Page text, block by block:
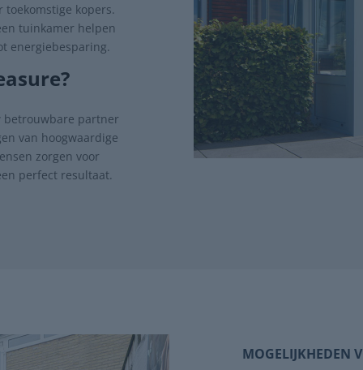
kopers.
tuinkamer helpen
energiebesparing.
betrouwbare partner
van hoogwaardige
zorgen voor
perfect resultaat.
MOGELIJKHEDEN